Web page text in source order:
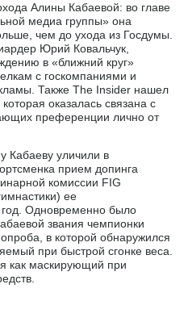
Алины Кабаевой: во главе
медиа группы» она
чем до ухода из Госдумы.
Юрий Ковальчук,
в «ближний круг»
с госкомпаниями и
Также The Insider нашел
оказалась связана с
преференции лично от
Кабаеву уличили в
прием допинга
комиссии FIG
ее
Одновременно было
звания чемпионки
в которой обнаружился
при быстрой сгонке веса.
как маскирующий при